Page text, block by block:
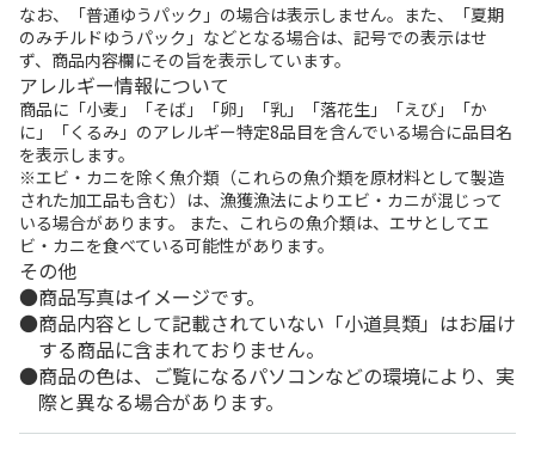
なお、「普通ゆうパック」の場合は表示しません。また、「夏期
のみチルドゆうパック」などとなる場合は、記号での表示はせ
ず、商品内容欄にその旨を表示しています。
アレルギー情報について
商品に「小麦」「そば」「卵」「乳」「落花生」「えび」「か
に」「くるみ」のアレルギー特定8品目を含んでいる場合に品目名
を表示します。
※エビ・カニを除く魚介類（これらの魚介類を原材料として製造
された加工品も含む）は、漁獲漁法によりエビ・カニが混じって
いる場合があります。 また、これらの魚介類は、エサとしてエ
ビ・カニを食べている可能性があります。
その他
商品写真はイメージです。
商品内容として記載されていない「小道具類」はお届け
する商品に含まれておりません。
商品の色は、ご覧になるパソコンなどの環境により、実
際と異なる場合があります。